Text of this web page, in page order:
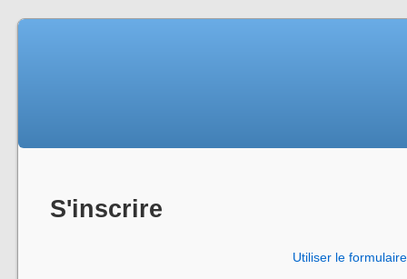
S'inscrire
Utiliser le